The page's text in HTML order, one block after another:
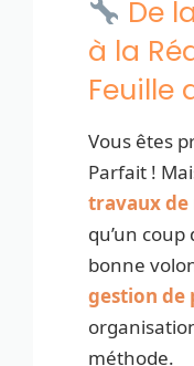
De
à la
Feuille
Vous êtes
Parfait !
travaux de
qu’un
bonne
gestion de
méthode.